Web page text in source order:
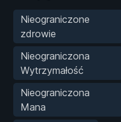
Nieograniczone
zdrowie
Nieograniczona
Wytrzymałość
Nieograniczona
Mana